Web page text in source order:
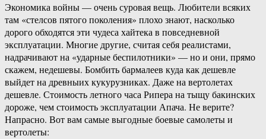
Экономика войны — очень суровая вещь. Любители всяких
там «стелсов пятого поколения» плохо знают, насколько
дорого обходятся эти чудеса хайтека в повседневной
эксплуатации. Многие другие, считая себя реалистами,
надрачивают на «ударные беспилотники» — но и они, прямо
скажем, недешевы. Бомбить бармалеев куда как дешевле
выйдет на древныих кукурузниках. Даже на вертолетах
дешевле. Стоимость летного часа Рипера на тыщу бакинских
дороже, чем стоимость эксплуатации Апача. Не верите?
Напрасно. Вот вам самые выгодные боевые самолеты и
вертолеты: